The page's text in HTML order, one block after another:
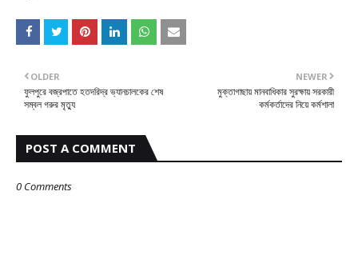
NEWER
মুক্তাগাছায় মানবাধিকার সুরক্ষায় সরকারী
কর্মকর্তাদের নিয়ে কর্মশালা
OLDER
ফুলপুরে বজ্রপাতে হতদরিদ্র ভ্যানচালকের শেষ
সম্বল গরুর মৃত্যু
POST A COMMENT
0 Comments